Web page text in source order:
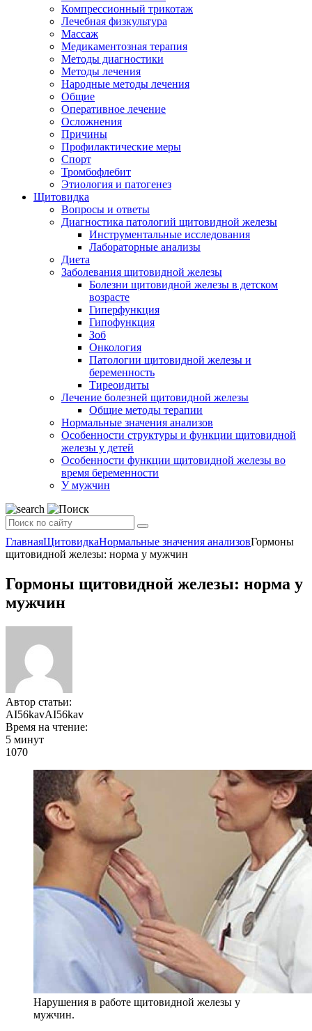
Компрессионный трикотаж
Лечебная физкультура
Массаж
Медикаментозная терапия
Методы диагностики
Методы лечения
Народные методы лечения
Общие
Оперативное лечение
Осложнения
Причины
Профилактические меры
Спорт
Тромбофлебит
Этиология и патогенез
Щитовидка
Вопросы и ответы
Диагностика патологий щитовидной железы
Инструментальные исследования
Лабораторные анализы
Диета
Заболевания щитовидной железы
Болезни щитовидной железы в детском
возрасте
Гиперфункция
Гипофункция
Зоб
Онкология
Патологии щитовидной железы и
беременность
Тиреоидиты
Лечение болезней щитовидной железы
Общие методы терапии
Нормальные значения анализов
Особенности структуры и функции щитовидной
железы у детей
Особенности функции щитовидной железы во
время беременности
У мужчин
ГлавнаяЩитовидкаНормальные значения анализовГормоны
щитовидной железы: норма у мужчин
Гормоны щитовидной железы: норма у
мужчин
Автор статьи:
AI56kavAI56kav
Время на чтение:
5 минут
1070
Нарушения в работе щитовидной железы у
мужчин.